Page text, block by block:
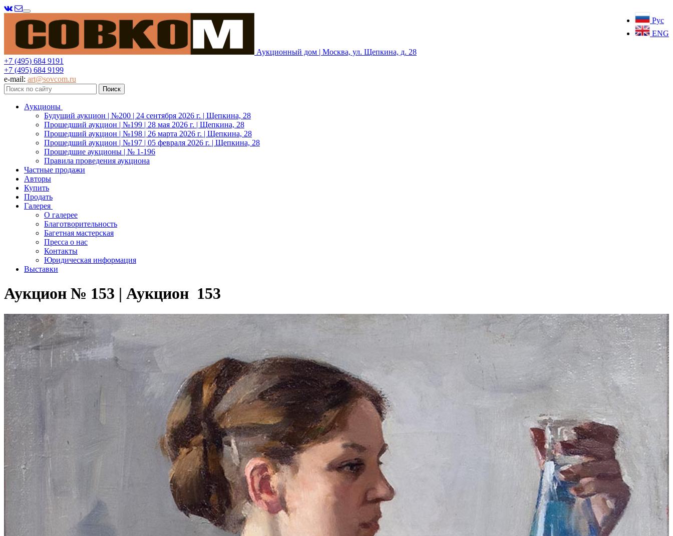
Рус
ENG
Меню
Аукционный дом | Москва, ул. Щепкина, д. 28
+7 (495) 684 9191
+7 (495) 684 9199
e-mail: art@sovcom.ru
Аукционы
Будущий аукцион | №200 | 24 сентября 2026 г. | Щепкина, 28
Прошедший аукцион | №199 | 28 мая 2026 г. | Щепкина, 28
Прошедший аукцион | №198 | 26 марта 2026 г. | Щепкина, 28
Прошедший аукцион | №197 | 05 февраля 2026 г. | Щепкина, 28
Прошедшие аукционы | № 1-196
Правила проведения аукциона
Частные продажи
Авторы
Купить
Продать
Галерея
О галерее
Благотворительность
Багетная мастерская
Пресса о нас
Контакты
Юридическая информация
Выставки
Аукцион № 153 | Аукцион 153